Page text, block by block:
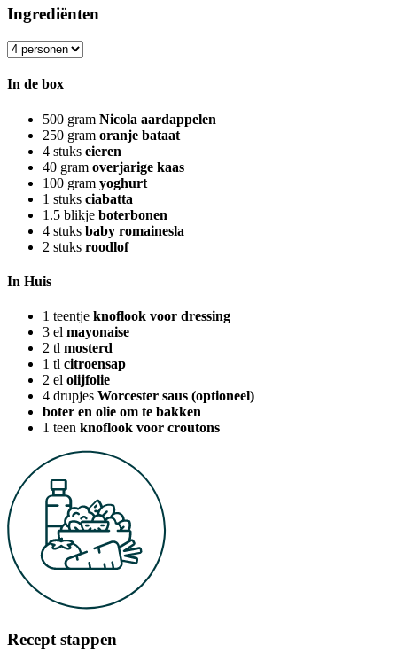
Ingrediënten
In de box
500 gram Nicola aardappelen
250 gram oranje bataat
4 stuks eieren
40 gram overjarige kaas
100 gram yoghurt
1 stuks ciabatta
1.5 blikje boterbonen
4 stuks baby romainesla
2 stuks roodlof
In Huis
1 teentje knoflook voor dressing
3 el mayonaise
2 tl mosterd
1 tl citroensap
2 el olijfolie
4 drupjes Worcester saus (optioneel)
boter en olie om te bakken
1 teen knoflook voor croutons
Recept stappen